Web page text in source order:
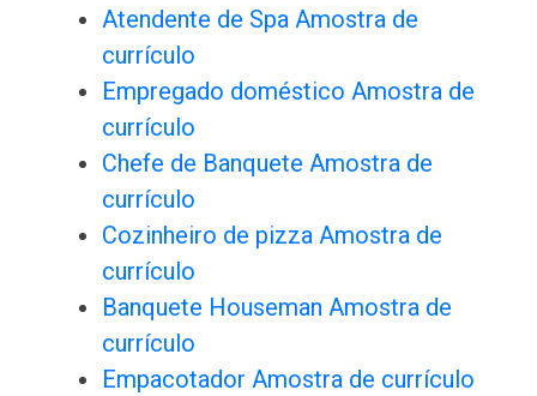
Atendente de Spa Amostra de
currículo
Empregado doméstico Amostra de
currículo
Chefe de Banquete Amostra de
currículo
Cozinheiro de pizza Amostra de
currículo
Banquete Houseman Amostra de
currículo
Empacotador Amostra de currículo